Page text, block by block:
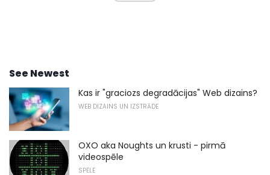
See Newest
Kas ir "graciozs degradācijas" Web dizains?
WEB DIZAINS UN IZSTRĀDE
OXO aka Noughts un krusti - pirmā
videospēle
SPĒLE